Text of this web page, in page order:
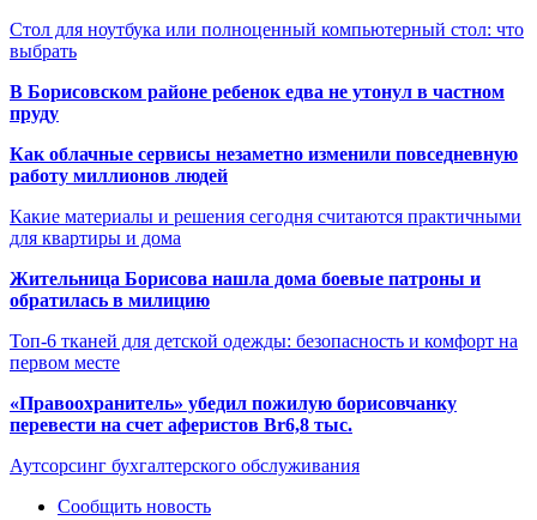
Стол для ноутбука или полноценный компьютерный стол: что
выбрать
В Борисовском районе ребенок едва не утонул в частном
пруду
Как облачные сервисы незаметно изменили повседневную
работу миллионов людей
Какие материалы и решения сегодня считаются практичными
для квартиры и дома
Жительница Борисова нашла дома боевые патроны и
обратилась в милицию
Топ-6 тканей для детской одежды: безопасность и комфорт на
первом месте
«Правоохранитель» убедил пожилую борисовчанку
перевести на счет аферистов Br6,8 тыс.
Аутсорсинг бухгалтерского обслуживания
Сообщить новость